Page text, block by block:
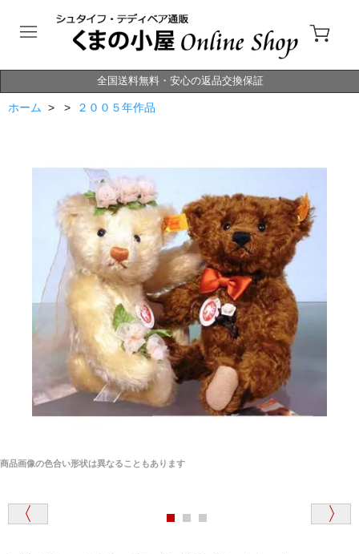
全国送料無料・安心の返品交換保証
ホーム > > ２００５年作品
商品画像の色合い形状は異なることもあります